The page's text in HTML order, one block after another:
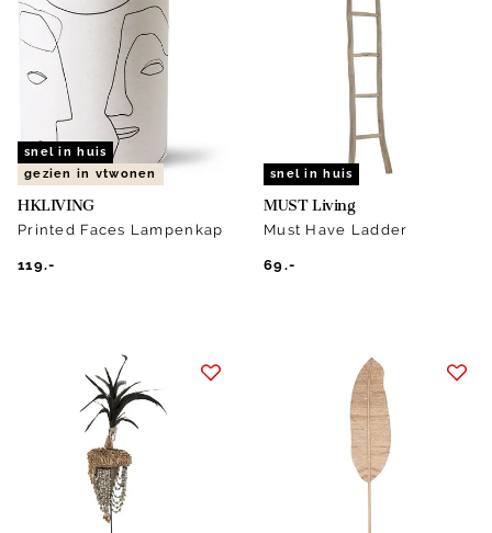
snel in huis
gezien in vtwonen
HKLIVING
Printed Faces Lampenkap
119.-
snel in huis
MUST Living
Must Have Ladder
69.-